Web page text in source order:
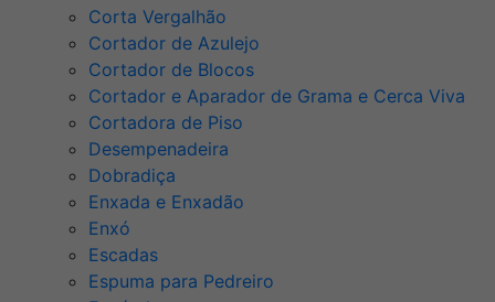
Corta Vergalhão
Cortador de Azulejo
Cortador de Blocos
Cortador e Aparador de Grama e Cerca Viva
Cortadora de Piso
Desempenadeira
Dobradiça
Enxada e Enxadão
Enxó
Escadas
Espuma para Pedreiro